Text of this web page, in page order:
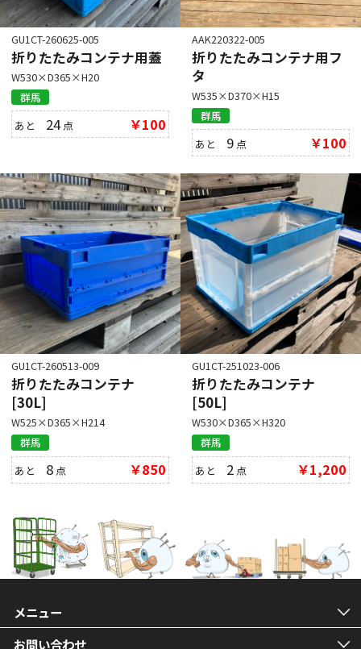
GU1CT-260625-005
折りたたみコンテナ用蓋
W530×D365×H20
群馬
あと 24点 ￥100
AAK220322-005
折りたたみコンテナ用フ
タ
W535×D370×H15
群馬
あと 9 点 ￥100
GU1CT-260513-009
折りたたみコンテナ
[30L]
W525×D365×H214
群馬
あと 8 点 ￥850
GU1CT-251023-006
折りたたみコンテナ
[50L]
W530×D365×H320
群馬
あと 2 点 ￥1,200
メニュー
お問い合わせ